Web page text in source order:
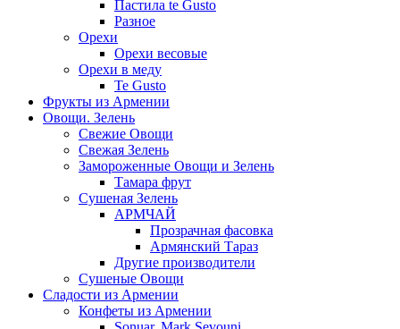
Пастила te Gusto
Разное
Орехи
Орехи весовые
Орехи в меду
Te Gusto
Фрукты из Армении
Овощи. Зелень
Свежие Овощи
Свежая Зелень
Замороженные Овощи и Зелень
Тамара фрут
Сушеная Зелень
АРМЧАЙ
Прозрачная фасовка
Армянский Тараз
Другие производители
Сушеные Овощи
Сладости из Армении
Конфеты из Армении